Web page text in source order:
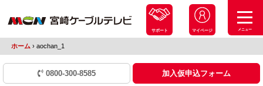
サポート マイページ メニュー
ホーム ›aochan_1
0800-300-8585 加入仮申込フォーム